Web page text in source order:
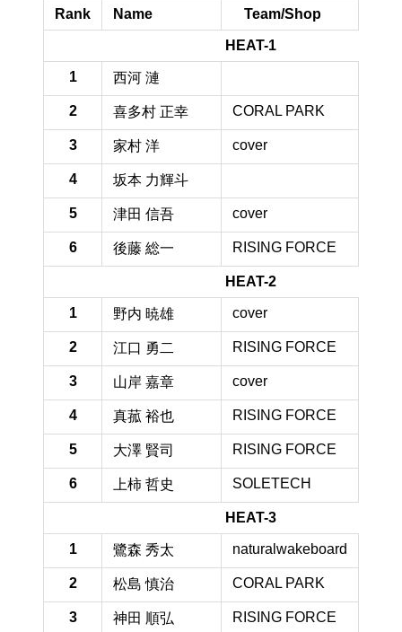
Rank Name Team/Shop
HEAT-1
1 西河 漣
2 喜多村 正幸 CORAL PARK
3 家村 洋 cover
4 坂本 力輝斗
5 津田 信吾 cover
6 後藤 総一 RISING FORCE
HEAT-2
1 野内 暁雄 cover
2 江口 勇二 RISING FORCE
3 山岸 嘉章 cover
4 真菰 裕也 RISING FORCE
5 大澤 賢司 RISING FORCE
6 上柿 哲史 SOLETECH
HEAT-3
1 鷺森 秀太 naturalwakeboard
2 松島 慎治 CORAL PARK
3 神田 順弘 RISING FORCE